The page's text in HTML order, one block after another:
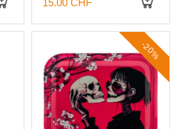
15.00 CHF
-20%